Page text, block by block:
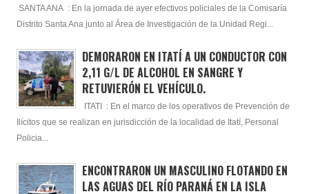
SANTA ANA : En la jornada de ayer efectivos policiales de la Comisaría
Distrito Santa Ana junto al Área de Investigación de la Unidad Regi...
DEMORARON EN ITATÍ A UN CONDUCTOR CON
2,11 G/L DE ALCOHOL EN SANGRE Y
RETUVIERÓN EL VEHÍCULO.
ITATI : En el marco de los operativos de Prevención de
Ilícitos que se realizan en jurisdicción de la localidad de Itatí, Personal
Policia...
ENCONTRARON UN MASCULINO FLOTANDO EN
LAS AGUAS DEL RÍO PARANÁ EN LA ISLA